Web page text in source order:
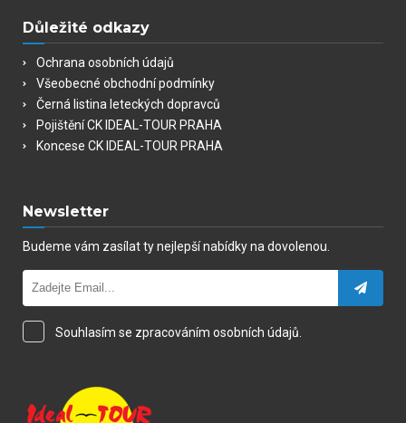
Důležité odkazy
Ochrana osobních údajů
Všeobecné obchodní podmínky
Černá listina leteckých dopravců
Pojištění CK IDEAL-TOUR PRAHA
Koncese CK IDEAL-TOUR PRAHA
Newsletter
Budeme vám zasílat ty nejlepší nabídky na dovolenou.
Souhlasím se zpracováním osobních údajů.